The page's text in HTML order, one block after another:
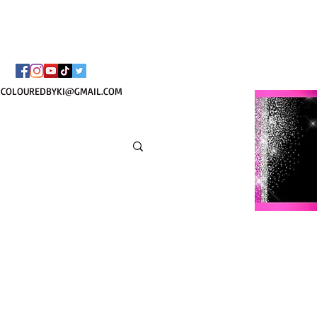
COLOUREDBYKI@GMAIL.COM